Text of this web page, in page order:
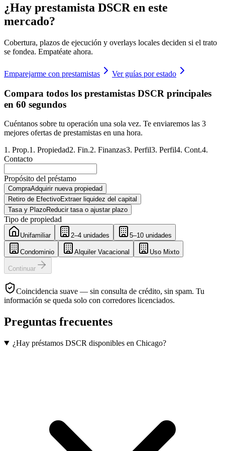
¿Hay prestamista DSCR en este
mercado?
Cobertura, plazos de ejecución y overlays locales deciden si el trato
se fondea. Empatéate ahora.
Emparejarme con prestamistas Ver guías por estado
Compara todos los prestamistas DSCR principales
en 60 segundos
Cuéntanos sobre tu operación una sola vez. Te enviaremos las 3
mejores ofertas de prestamistas en una hora.
1 . Prop.1 . Propiedad2. Fin.2. Finanzas3. Perfil3. Perfil4. Cont.4.
Contacto
Propósito del préstamo
CompraAdquirir nueva propiedad
Retiro de EfectivoExtraer liquidez del capital
Tasa y PlazoReducir tasa o ajustar plazo
Tipo de propiedad
Unifamiliar 2–4 unidades 5–10 unidades
Condominio Alquiler Vacacional Uso Mixto
Continuar
Coincidencia suave — sin consulta de crédito, sin spam. Tu
información se queda solo con corredores licenciados.
Preguntas frecuentes
¿Hay préstamos DSCR disponibles en Chicago?